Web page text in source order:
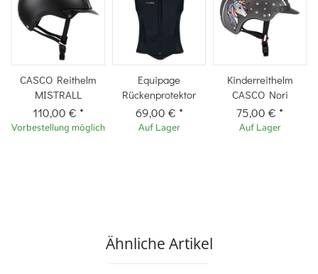
CASCO Reithelm
MISTRALL
110,00 € *
Vorbestellung möglich
Equipage
Rückenprotektor
69,00 € *
Auf Lager
Kinderreithelm
CASCO Nori
75,00 € *
Auf Lager
Ähnliche Artikel